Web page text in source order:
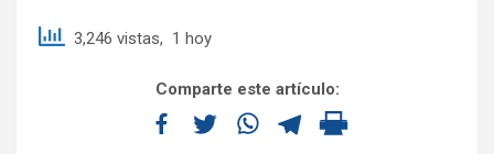
3,246 vistas, 1 hoy
Comparte este artículo: